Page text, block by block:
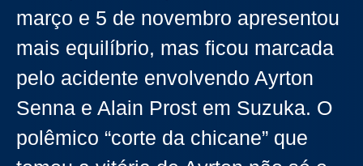
março e 5 de novembro apresentou
mais equilíbrio, mas ficou marcada
pelo acidente envolvendo Ayrton
Senna e Alain Prost em Suzuka. O
polêmico “corte da chicane” que